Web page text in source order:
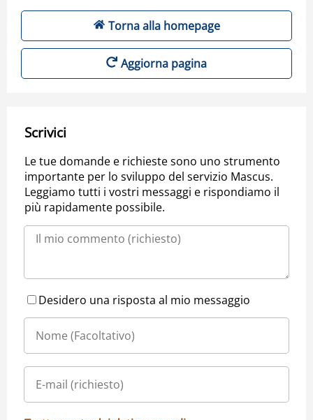
Torna alla homepage
Aggiorna pagina
Scrivici
Le tue domande e richieste sono uno strumento
importante per lo sviluppo del servizio Mascus.
Leggiamo tutti i vostri messaggi e rispondiamo il
più rapidamente possibile.
Desidero una risposta al mio messaggio